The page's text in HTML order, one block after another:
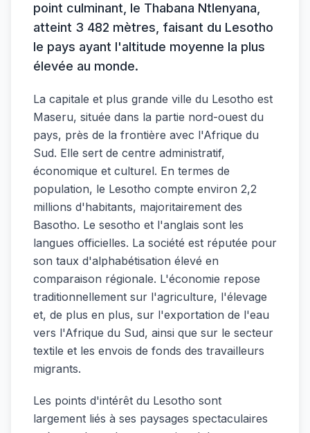
point culminant, le Thabana Ntlenyana,
atteint 3 482 mètres, faisant du Lesotho
le pays ayant l'altitude moyenne la plus
élevée au monde.
La capitale et plus grande ville du Lesotho est
Maseru, située dans la partie nord-ouest du
pays, près de la frontière avec l'Afrique du
Sud. Elle sert de centre administratif,
économique et culturel. En termes de
population, le Lesotho compte environ 2,2
millions d'habitants, majoritairement des
Basotho. Le sesotho et l'anglais sont les
langues officielles. La société est réputée pour
son taux d'alphabétisation élevé en
comparaison régionale. L'économie repose
traditionnellement sur l'agriculture, l'élevage
et, de plus en plus, sur l'exportation de l'eau
vers l'Afrique du Sud, ainsi que sur le secteur
textile et les envois de fonds des travailleurs
migrants.
Les points d'intérêt du Lesotho sont
largement liés à ses paysages spectaculaires